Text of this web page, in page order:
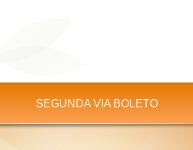
SEGUNDA VIA BOLETO